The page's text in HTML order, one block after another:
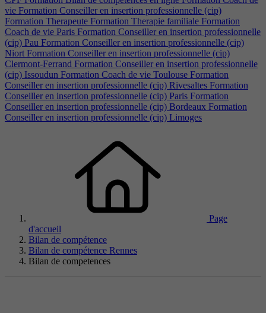
vie Formation Conseiller en insertion professionnelle (cip)
Formation Therapeute Formation Therapie familiale Formation
Coach de vie Paris Formation Conseiller en insertion professionnelle
(cip) Pau Formation Conseiller en insertion professionnelle (cip)
Niort Formation Conseiller en insertion professionnelle (cip)
Clermont-Ferrand Formation Conseiller en insertion professionnelle
(cip) Issoudun Formation Coach de vie Toulouse Formation
Conseiller en insertion professionnelle (cip) Rivesaltes Formation
Conseiller en insertion professionnelle (cip) Paris Formation
Conseiller en insertion professionnelle (cip) Bordeaux Formation
Conseiller en insertion professionnelle (cip) Limoges
Page
d'accueil
Bilan de compétence
Bilan de compétence Rennes
Bilan de competences